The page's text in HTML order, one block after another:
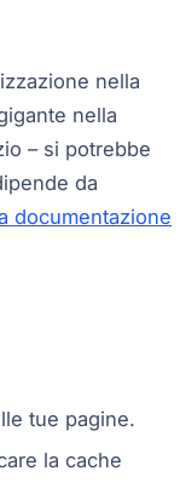
nella
nella
– si potrebbe
da
documentazione
tue pagine.
la cache